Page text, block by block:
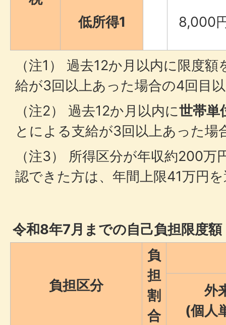
低所得1 8,000
（注1） 過去12か月以内に限度
給が3回以上あった場合の4回目
（注2） 過去12か月以内に世帯単
とによる支給が3回以上あった場
（注3） 所得区分が年収約200万
認できた方は、年間上限41万円
令和8年7月までの自己負担限度額
負担区分
負
担
割
合
外
(個人